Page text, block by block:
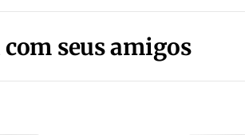
seus amigos